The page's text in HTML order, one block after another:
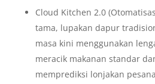
Cloud Kitchen 2.0
tama, lupakan dapur
masa kini menggunakan
meracik makanan standar
memprediksi lonjakan